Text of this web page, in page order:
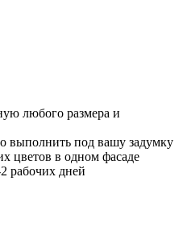
любого размера и
выполнить под вашу задумку
цветов в одном фасаде
рабочих дней